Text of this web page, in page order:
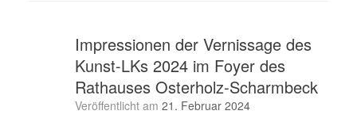
Impressionen der Vernissage des
Kunst-LKs 2024 im Foyer des
Rathauses Osterholz-Scharmbeck
Veröffentlicht am 21. Februar 2024